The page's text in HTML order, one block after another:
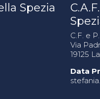
Spezia
C.F. e
Via
19125
Data